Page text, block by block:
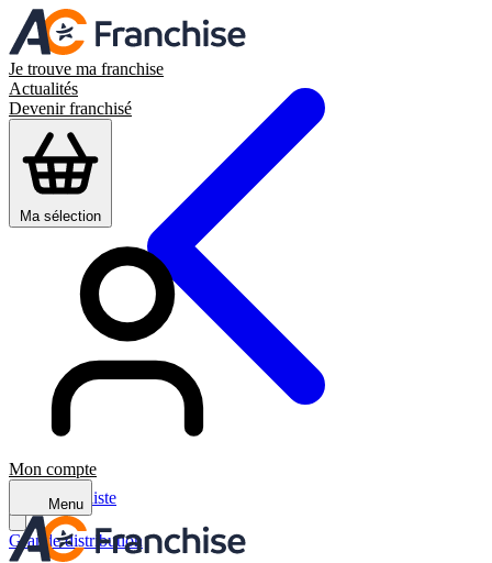
Je trouve ma franchise
Actualités
Devenir franchisé
Ma sélection
Mon compte
Menu
Retour à la liste
Grande distribution